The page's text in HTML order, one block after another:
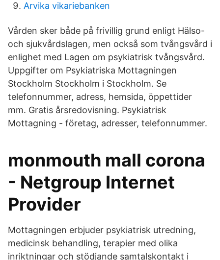
Arvika vikariebanken
Vården sker både på frivillig grund enligt Hälso-
och sjukvårdslagen, men också som tvångsvård i
enlighet med Lagen om psykiatrisk tvångsvård.
Uppgifter om Psykiatriska Mottagningen
Stockholm Stockholm i Stockholm. Se
telefonnummer, adress, hemsida, öppettider
mm. Gratis årsredovisning. Psykiatrisk
Mottagning - företag, adresser, telefonnummer.
monmouth mall corona
- Netgroup Internet
Provider
Mottagningen erbjuder psykiatrisk utredning,
medicinsk behandling, terapier med olika
inriktningar och stödjande samtalskontakt i